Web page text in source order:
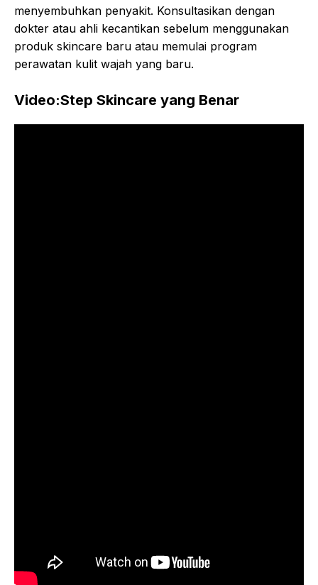
menyembuhkan penyakit. Konsultasikan dengan
dokter atau ahli kecantikan sebelum menggunakan
produk skincare baru atau memulai program
perawatan kulit wajah yang baru.
Video:Step Skincare yang Benar